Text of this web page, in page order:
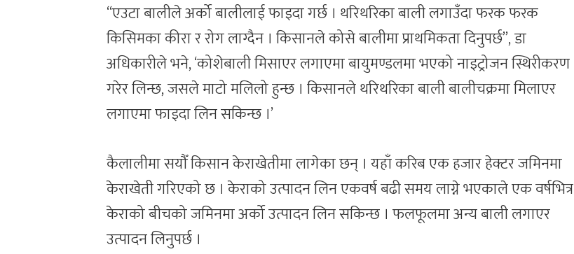
“एउटा बालीले अर्को बालीलाई फाइदा गर्छ । थरिथरिका बाली लगाउँदा फरक फरक
किसिमका कीरा र रोग लाग्दैन । किसानले कोसे बालीमा प्राथमिकता दिनुपर्छ”, डा
अधिकारीले भने, ‘कोशेबाली मिसाएर लगाएमा बायुमण्डलमा भएको नाइट्रोजन स्थिरीकरण
गरेर लिन्छ, जसले माटो मलिलो हुन्छ । किसानले थरिथरिका बाली बालीचक्रमा मिलाएर
लगाएमा फाइदा लिन सकिन्छ ।’
कैलालीमा सयौँ किसान केराखेतीमा लागेका छन् । यहाँ करिब एक हजार हेक्टर जमिनमा
केराखेती गरिएको छ । केराको उत्पादन लिन एकवर्ष बढी समय लाग्ने भएकाले एक वर्षभित्र
केराको बीचको जमिनमा अर्को उत्पादन लिन सकिन्छ । फलफूलमा अन्य बाली लगाएर
उत्पादन लिनुपर्छ ।